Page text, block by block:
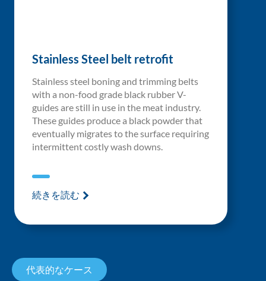
Stainless Steel belt retrofit
Stainless steel boning and trimming belts
with a non-food grade black rubber V-
guides are still in use in the meat industry.
These guides produce a black powder that
eventually migrates to the surface requiring
intermittent costly wash downs.
続きを読む
代表的なケース